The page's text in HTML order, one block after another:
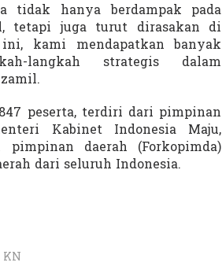
tidak hanya berdampak pada
tetapi juga turut dirasakan di
kami mendapatkan banyak
langkah strategis dalam
peserta, terdiri dari pimpinan
Kabinet Indonesia Maju,
daerah (Forkopimda)
dari seluruh Indonesia.